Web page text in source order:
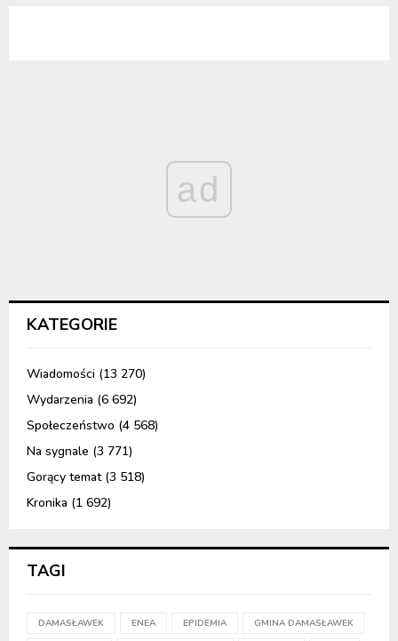
ad
KATEGORIE
Wiadomości (13 270)
Wydarzenia (6 692)
Społeczeństwo (4 568)
Na sygnale (3 771)
Gorący temat(3 518)
Kronika (1 692)
TAGI
DAMASŁAWEK ENEA EPIDEMIA GMINA DAMASŁAWEK